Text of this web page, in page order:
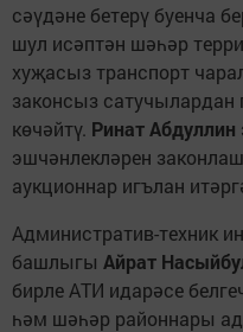
сәүдәне бетерү буенча
шул исәптән шәһәр
хуҗасыз транспорт
законсыз сатучылардан
көчәйтү. Ринат Абдуллин
эшчәнлекләрен
аукционнар игълан
Административ-техник
башлыгы Айрат
бирле АТИ идарәсе
һәм шәһәр районнары